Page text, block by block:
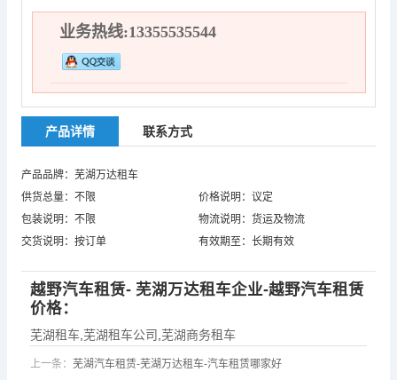
业务热线:13355535544
产品详情 联系方式
产品品牌：芜湖万达租车
供货总量：不限
价格说明：议定
包装说明：不限
物流说明：货运及物流
交货说明：按订单
有效期至：长期有效
越野汽车租赁- 芜湖万达租车企业-越野汽车租赁
价格：
芜湖租车 芜湖租车公司 芜湖商务租车
上一条： 芜湖汽车租赁-芜湖万达租车-汽车租赁哪家好